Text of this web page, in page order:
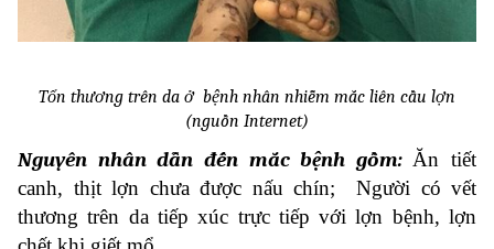
Tổn thương trên da ở bệnh nhân nhiễm mắc liên cầu lợn
(nguồn Internet)
Nguyên nhân dẫn đến mắc bệnh gồm:Ăn tiết
canh, thịt lợn chưa được nấu chín; Người có vết
thương trên da tiếp xúc trực tiếp với lợn bệnh, lợn